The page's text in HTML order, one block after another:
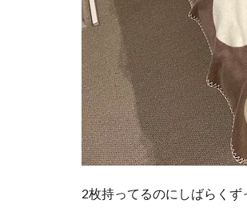
2枚持ってるのにしばらく